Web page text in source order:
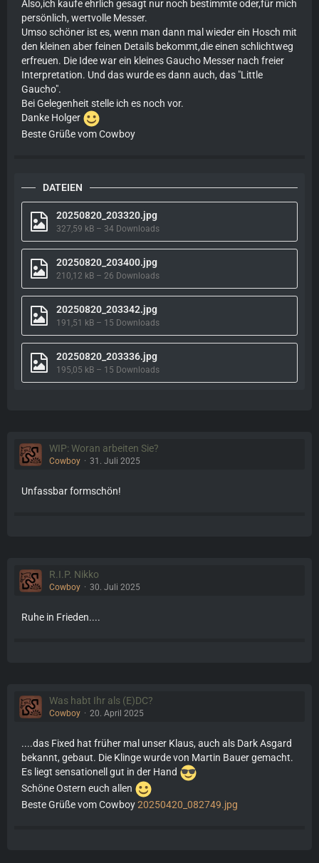
Also,ich kaufe ehrlich gesagt nur noch bestimmte oder,für mich
persönlich, wertvolle Messer.
Umso schöner ist es, wenn man dann mal wieder ein Hosch mit
den kleinen aber feinen Details bekommt,die einen schlichtweg
erfreuen. Die Idee war ein kleines Gaucho Messer nach freier
Interpretation. Und das wurde es dann auch, das "Little
Gaucho".
Bei Gelegenheit stelle ich es noch vor.
Danke Holger
Beste Grüße vom Cowboy
DATEIEN
20250820_203320.jpg
327,59 kB – 34 Downloads
20250820_203400.jpg
210,12 kB – 26 Downloads
20250820_203342.jpg
191,51 kB – 15 Downloads
20250820_203336.jpg
195,05 kB – 15 Downloads
WIP: Woran arbeiten Sie?
Cowboy 31. Juli 2025
Unfassbar formschön!
R.I.P. Nikko
Cowboy 30. Juli 2025
Ruhe in Frieden....
Was habt Ihr als (E)DC?
Cowboy 20. April 2025
....das Fixed hat früher mal unser Klaus, auch als Dark Asgard
bekannt, gebaut. Die Klinge wurde von Martin Bauer gemacht.
Es liegt sensationell gut in der Hand
Schöne Ostern euch allen
Beste Grüße vom Cowboy20250420_082749.jpg